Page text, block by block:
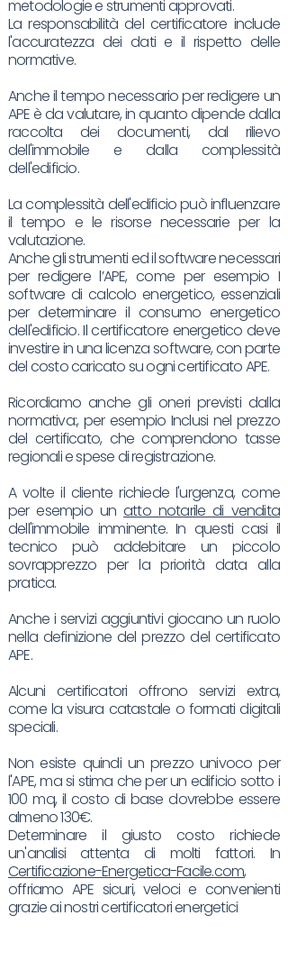
metodologie e strumenti approvati.
La responsabilità del certificatore include
l'accuratezza dei dati e il rispetto delle
normative.
Anche il tempo necessario per redigere un
APE è da valutare, in quanto dipende dalla
raccolta dei documenti, dal rilievo
dell'immobile e dalla complessità
dell'edificio.
La complessità dell'edificio può influenzare
il tempo e le risorse necessarie per la
valutazione.
Anche gli strumenti ed il software necessari
per redigere l’APE, come per esempio I
software di calcolo energetico, essenziali
per determinare il consumo energetico
dell'edificio. Il certificatore energetico deve
investire in una licenza software, con parte
del costo caricato su ogni certificato APE.
Ricordiamo anche gli oneri previsti dalla
normativa:, per esempio Inclusi nel prezzo
del certificato, che comprendono tasse
regionali e spese di registrazione.
A volte il cliente richiede l'urgenza, come
per esempio unatto notarile di vendita
dell'immobile imminente. In questi casi il
tecnico può addebitare un piccolo
sovrapprezzo per la priorità data alla
pratica.
Anche i servizi aggiuntivi giocano un ruolo
nella definizione del prezzo del certificato
APE.
Alcuni certificatori offrono servizi extra,
come la visura catastale o formati digitali
speciali.
Non esiste quindi un prezzo univoco per
l'APE, ma si stima che per un edificio sotto i
100 mq, il costo di base dovrebbe essere
almeno 130€.
Determinare il giusto costo richiede
un'analisi attenta di molti fattori. In
Certificazione-Energetica-Facile.com,
offriamo APE sicuri, veloci e convenienti
grazie ai nostri certificatori energetici